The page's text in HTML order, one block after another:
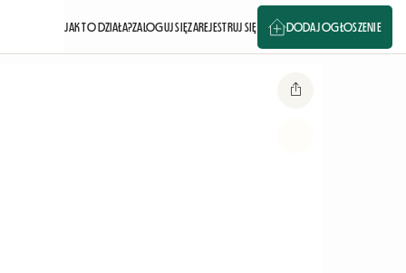
JAK TO DZIAŁA?ZALOGUJ SIĘZAREJESTRUJ SIĘ DODAJ OGŁOSZENIE